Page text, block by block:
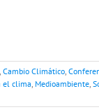
, Cambio Climático,
el clima, Medioambiente,